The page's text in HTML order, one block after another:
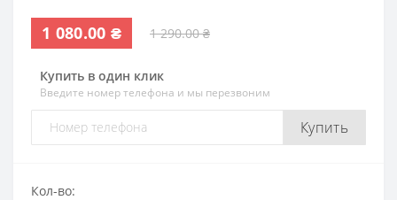
1 080.00 ₴ 1 290.00 ₴
Купить в один клик
Введите номер телефона и мы перезвоним
Купить
Кол-во: